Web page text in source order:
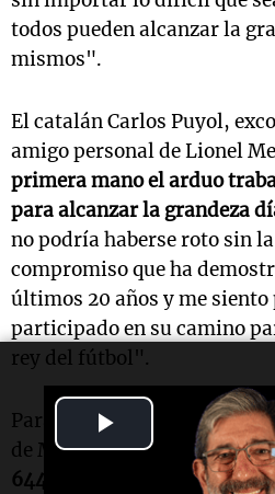
Video
todos pueden alcanzar la
mismos".
El catalán Carlos Puyol,
amigo personal de Lionel
primera mano el arduo
para alcanzar la grandeza
no podría haberse roto sin
compromiso que ha
últimos 20 años y me
participado en su camino
rey del fútbol".
Para celebrar aún más este
de Messi,Budweiser creó
644 botellas
, numeradas